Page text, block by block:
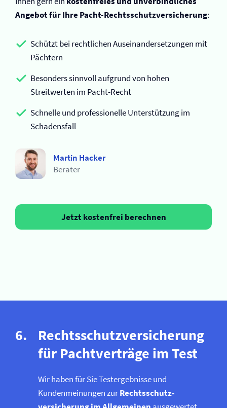
Angebot für Ihre Pacht-Rechtsschutz­versicherung:
Schützt bei rechtlichen Auseinandersetzungen mit
Pächtern
Besonders sinnvoll aufgrund von hohen
Streitwerten im Pacht-Recht
Schnelle und professionelle Unterstützung im
Schadensfall
Martin Hacker
Berater
Jetzt kostenfrei berechnen
Rechtsschutz­versicherung
für Pachtverträge im Test
Wir haben für Sie Testergebnisse und
Kundenmeinungen zurRechtsschutz­